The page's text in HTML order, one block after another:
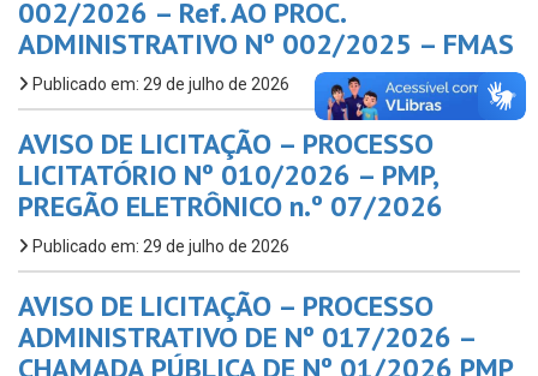
002/2026 – Ref. AO PROC.
ADMINISTRATIVO Nº 002/2025 – FMAS
Publicado em: 29 de julho de 2026
AVISO DE LICITAÇÃO – PROCESSO
LICITATÓRIO Nº 010/2026 – PMP,
PREGÃO ELETRÔNICO n.º 07/2026
Publicado em: 29 de julho de 2026
AVISO DE LICITAÇÃO – PROCESSO
ADMINISTRATIVO DE Nº 017/2026 –
CHAMADA PÚBLICA DE Nº 01/2026 PMP